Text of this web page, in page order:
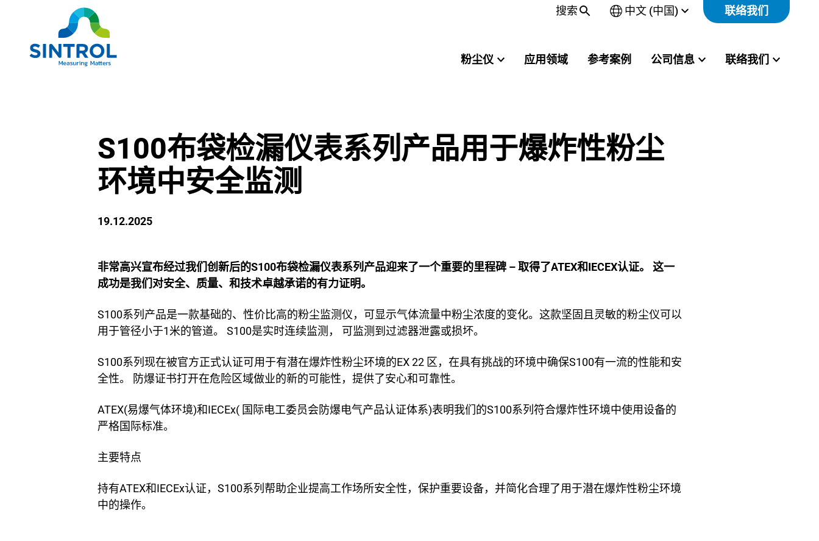
搜索 中文 (中国) 联络我们
粉尘仪 应用领域 参考案例 公司信息 联络我们
S100布袋检漏仪表系列产品用于爆炸性粉尘
环境中安全监测
19.12.2025
非常高兴宣布经过我们创新后的S100布袋检漏仪表系列产品迎来了一个重要的里程碑 – 取得了ATEX和IECEX认证。 这一
成功是我们对安全、质量、和技术卓越承诺的有力证明。
S100系列产品是一款基础的、性价比高的粉尘监测仪，可显示气体流量中粉尘浓度的变化。这款坚固且灵敏的粉尘仪可以
用于管径小于1米的管道。 S100是实时连续监测， 可监测到过滤器泄露或损坏。
S100系列现在被官方正式认证可用于有潜在爆炸性粉尘环境的EX 22 区，在具有挑战的环境中确保S100有一流的性能和安
全性。 防爆证书打开在危险区域做业的新的可能性，提供了安心和可靠性。
ATEX(易爆气体环境)和IECEx( 国际电工委员会防爆电气产品认证体系)表明我们的S100系列符合爆炸性环境中使用设备的
严格国际标准。
主要特点
持有ATEX和IECEx认证，S100系列帮助企业提高工作场所安全性，保护重要设备，并简化合理了用于潜在爆炸性粉尘环境
中的操作。